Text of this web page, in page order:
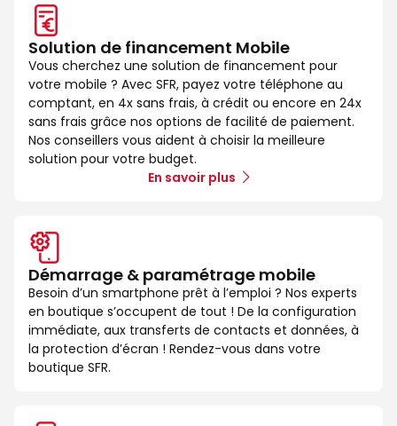
Solution de financement Mobile
Vous cherchez une solution de financement pour
votre mobile ? Avec SFR, payez votre téléphone au
comptant, en 4x sans frais, à crédit ou encore en 24x
sans frais grâce nos options de facilité de paiement.
Nos conseillers vous aident à choisir la meilleure
solution pour votre budget.
En savoir plus
Démarrage & paramétrage mobile
Besoin d’un smartphone prêt à l’emploi ? Nos experts
en boutique s’occupent de tout ! De la configuration
immédiate, aux transferts de contacts et données, à
la protection d’écran ! Rendez-vous dans votre
boutique SFR.